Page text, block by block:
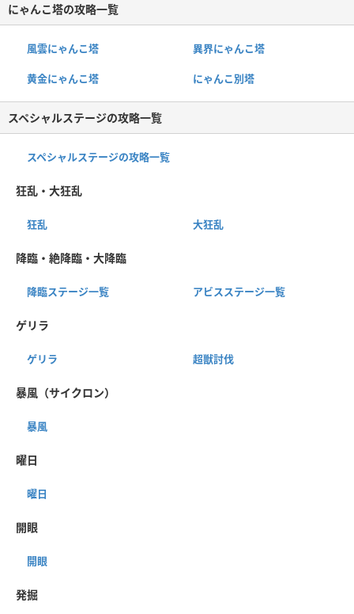
にゃんこ塔の攻略一覧
風雲にゃんこ塔 異界にゃんこ塔
黄金にゃんこ塔 にゃんこ別塔
スペシャルステージの攻略一覧
スペシャルステージの攻略一覧
狂乱・大狂乱
狂乱 大狂乱
降臨・絶降臨・大降臨
降臨ステージ一覧 アビスステージ一覧
ゲリラ
ゲリラ 超獣討伐
暴風（サイクロン）
暴風
曜日
曜日
開眼
開眼
発掘